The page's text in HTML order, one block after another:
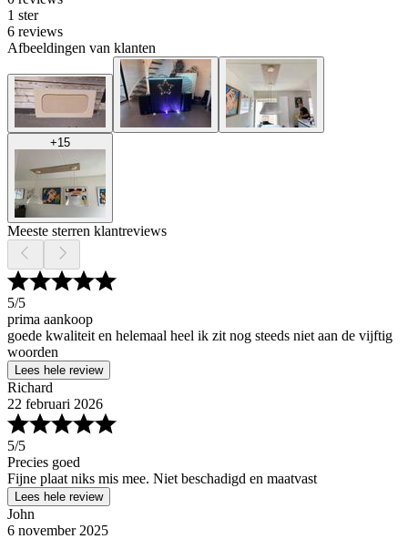
1 ster
6 reviews
Afbeeldingen van klanten
+15
Meeste sterren klantreviews
5/5
prima aankoop
goede kwaliteit en helemaal heel ik zit nog steeds niet aan de vijftig
woorden
Lees hele review
Richard
22 februari 2026
5/5
Precies goed
Fijne plaat niks mis mee. Niet beschadigd en maatvast
Lees hele review
John
6 november 2025